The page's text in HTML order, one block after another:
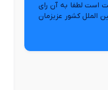
است لطفا به آن رای
الملل کشور عزیزمان